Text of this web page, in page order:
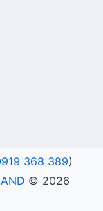
368 389)
© 2026